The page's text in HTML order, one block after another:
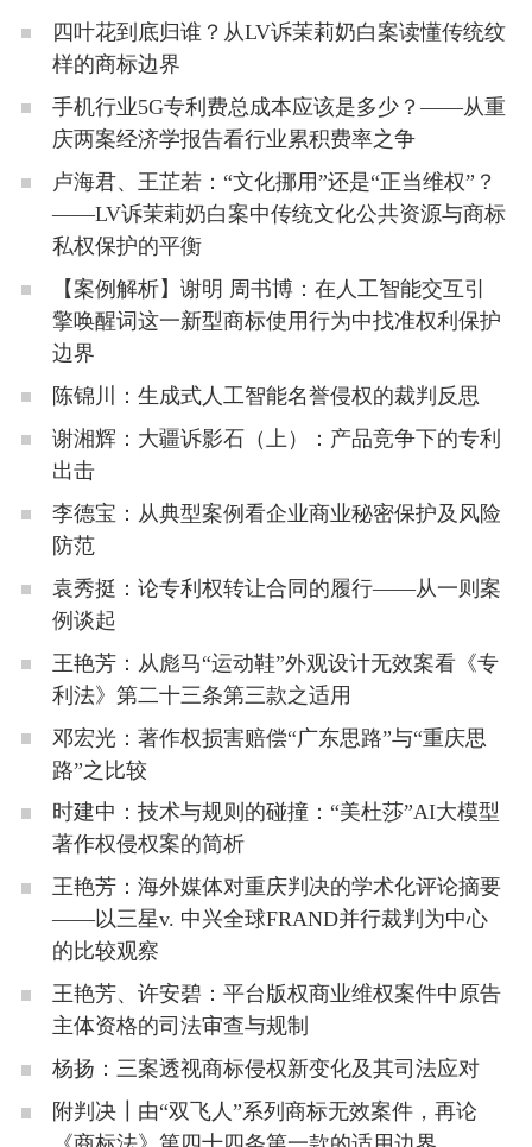
四叶花到底归谁？从LV诉茉莉奶白案读懂传统纹
样的商标边界
手机行业5G专利费总成本应该是多少？——从重
庆两案经济学报告看行业累积费率之争
卢海君、王芷若：“文化挪用”还是“正当维权”？
——LV诉茉莉奶白案中传统文化公共资源与商标
私权保护的平衡
【案例解析】谢明 周书博：在人工智能交互引
擎唤醒词这一新型商标使用行为中找准权利保护
边界
陈锦川：生成式人工智能名誉侵权的裁判反思
谢湘辉：大疆诉影石（上）：产品竞争下的专利
出击
李德宝：从典型案例看企业商业秘密保护及风险
防范
袁秀挺：论专利权转让合同的履行——从一则案
例谈起
王艳芳：从彪马“运动鞋”外观设计无效案看《专
利法》第二十三条第三款之适用
邓宏光：著作权损害赔偿“广东思路”与“重庆思
路”之比较
时建中：技术与规则的碰撞：“美杜莎”AI大模型
著作权侵权案的简析
王艳芳：海外媒体对重庆判决的学术化评论摘要
——以三星v. 中兴全球FRAND并行裁判为中心
的比较观察
王艳芳、许安碧：平台版权商业维权案件中原告
主体资格的司法审查与规制
杨扬：三案透视商标侵权新变化及其司法应对
附判决┃由“双飞人”系列商标无效案件，再论